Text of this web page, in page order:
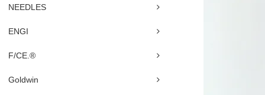
NEEDLES
ENGI
F/CE.®
Goldwin